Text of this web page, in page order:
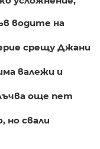
водите на
срещу Джани
валежи и
още пет
но свали